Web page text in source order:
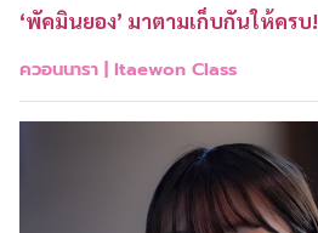
‘พัคมินยอง’ มาตามเก็บกันให้ครบ!
ควอนนารา | Itaewon Class